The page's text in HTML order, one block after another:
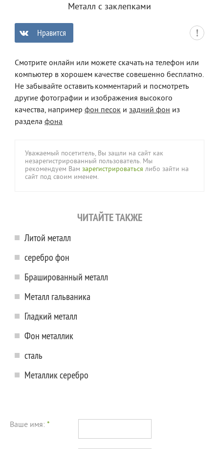
Металл с заклепками
Нравится
Смотрите онлайн или можете скачать на телефон или
компьютер в хорошем качестве совешенно бесплатно.
Не забывайте оставить комментарий и посмотреть
другие фотографии и изображения высокого
качества, например фон песок и задний фон из
раздела фона
Уважаемый посетитель, Вы зашли на сайт как
незарегистрированный пользователь. Мы
рекомендуем Вам зарегистрироваться либо зайти на
сайт под своим именем.
ЧИТАЙТЕ ТАКЖЕ
Литой металл
серебро фон
Брашированный металл
Металл гальваника
Гладкий металл
Фон металлик
сталь
Металлик серебро
Ваше имя: *